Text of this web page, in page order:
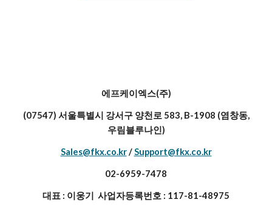
에프케이엑스(주)
(07547) 서울특별시 강서구 양천로 583, B-1908 (염창동,
우림블루나인)
Sales@fkx.co.kr/Support@fkx.co.kr
02-6959-7478
대표 : 이웅기 사업자등록번호 : 117-81-48975